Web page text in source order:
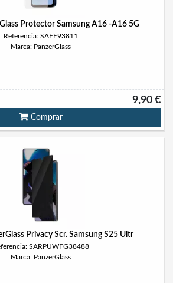
Protector Samsung A16 -A16 5G
Referencia: SAFE93811
Marca: PanzerGlass
9,90 €
Comprar
Privacy Scr. Samsung S25 Ultr
SARPUWFG38488
Marca: PanzerGlass